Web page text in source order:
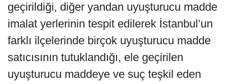
geçirildiği, diğer yandan uyuşturucu madde
imalat yerlerinin tespit edilerek İstanbul’un
farklı ilçelerinde birçok uyuşturucu madde
satıcısının tutuklandığı, ele geçirilen
uyuşturucu maddeye ve suç teşkil eden